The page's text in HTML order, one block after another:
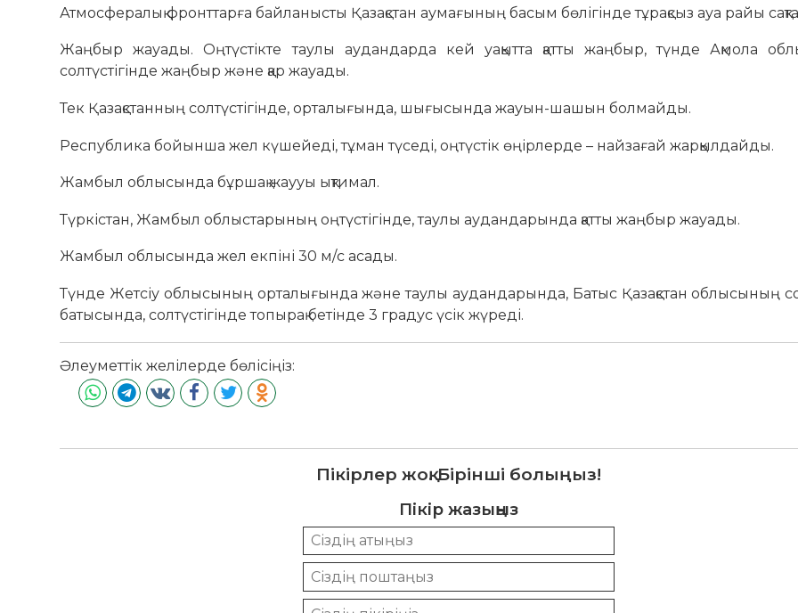
Атмосфералық фронттарға байланысты Қазақстан аумағының басым бөлігінде тұрақсыз ауа райы
Жаңбыр жауады. Оңтүстікте таулы аудандарда кей уақытта қатты жаңбыр, түнде Ақмола
солтүстігінде жаңбыр және қар жауады.
Тек Қазақстанның солтүстігінде, орталығында, шығысында жауын-шашын болмайды.
Республика бойынша жел күшейеді, тұман түседі, оңтүстік өңірлерде – найзағай жарқылдайды.
Жамбыл облысында бұршақ жаууы ықтимал.
Түркістан, Жамбыл облыстарының оңтүстігінде, таулы аудандарында қатты жаңбыр жауады.
Жамбыл облысында жел екпіні 30 м/с асады.
Түнде Жетсіу облысының орталығында және таулы аудандарында, Батыс Қазақстан облысының
батысында, солтүстігінде топырақ бетінде 3 градус үсік жүреді.
Әлеуметтік желілерде бөлісіңіз:
Пікірлер жоқ. Бірінші болыңыз!
Пікір жазыңыз